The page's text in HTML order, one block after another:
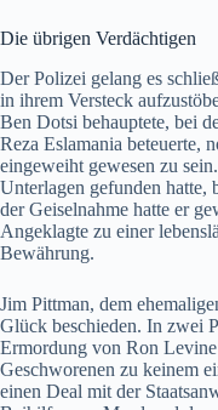
Die übrigen Verdächtigen
Der Polizei gelang es
in ihrem Versteck
Ben Dotsi behauptete, bei
Reza Eslamania beteuerte,
eingeweiht gewesen zu
Unterlagen gefunden hatte,
der Geiselnahme hatte er
Angeklagte zu einer
Bewährung.
Jim Pittman, dem
Glück beschieden. In zwei
Ermordung von Ron
Geschworenen zu keinem
einen Deal mit der